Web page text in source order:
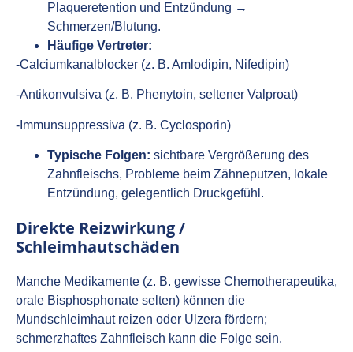
Plaqueretention und Entzündung →
Schmerzen/Blutung.
Häufige Vertreter:
-Calciumkanalblocker (z. B. Amlodipin, Nifedipin)
-Antikonvulsiva (z. B. Phenytoin, seltener Valproat)
-Immunsuppressiva (z. B. Cyclosporin)
Typische Folgen: sichtbare Vergrößerung des
Zahnfleischs, Probleme beim Zähneputzen, lokale
Entzündung, gelegentlich Druckgefühl.
Direkte Reizwirkung /
Schleimhautschäden
Manche Medikamente (z. B. gewisse Chemotherapeutika,
orale Bisphosphonate selten) können die
Mundschleimhaut reizen oder Ulzera fördern;
schmerzhaftes Zahnfleisch kann die Folge sein.